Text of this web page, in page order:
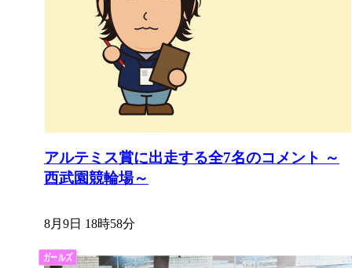
アルテミス賞に出走する全7名のコメント ～
西武園競輪場～
8月9日 18時58分